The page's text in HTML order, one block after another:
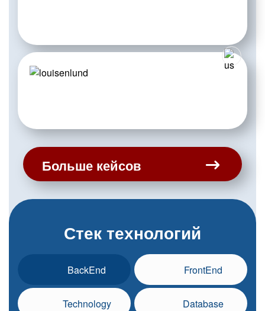
Больше кейсов
Стек технологий
BackEnd FrontEnd
Technology Database